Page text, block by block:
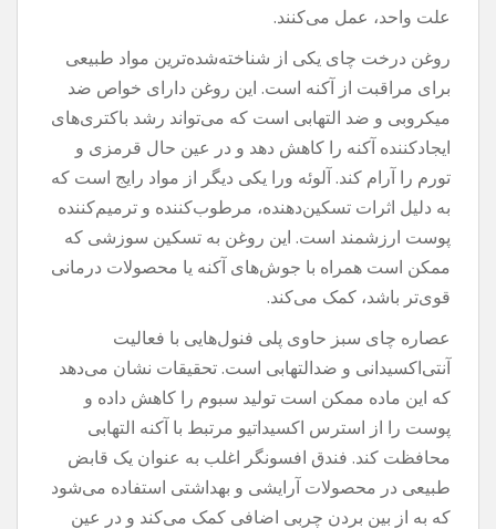
علت واحد، عمل می‌کنند.
روغن درخت چای یکی از شناخته‌شده‌ترین مواد طبیعی
برای مراقبت از آکنه است. این روغن دارای خواص ضد
میکروبی و ضد التهابی است که می‌تواند رشد باکتری‌های
ایجادکننده آکنه را کاهش دهد و در عین حال قرمزی و
تورم را آرام کند. آلوئه ورا یکی دیگر از مواد رایج است که
به دلیل اثرات تسکین‌دهنده، مرطوب‌کننده و ترمیم‌کننده
پوست ارزشمند است. این روغن به تسکین سوزشی که
ممکن است همراه با جوش‌های آکنه یا محصولات درمانی
قوی‌تر باشد، کمک می‌کند.
عصاره چای سبز حاوی پلی فنول‌هایی با فعالیت
آنتی‌اکسیدانی و ضدالتهابی است. تحقیقات نشان می‌دهد
که این ماده ممکن است تولید سبوم را کاهش داده و
پوست را از استرس اکسیداتیو مرتبط با آکنه التهابی
محافظت کند. فندق افسونگر اغلب به عنوان یک قابض
طبیعی در محصولات آرایشی و بهداشتی استفاده می‌شود
که به از بین بردن چربی اضافی کمک می‌کند و در عین